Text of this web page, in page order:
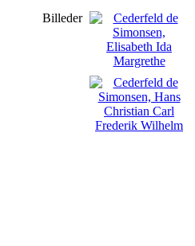
Billeder